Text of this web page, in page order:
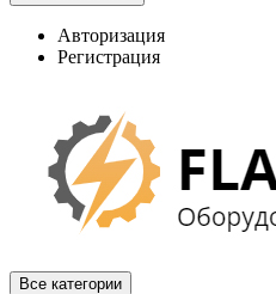
Авторизация
Регистрация
Все категории